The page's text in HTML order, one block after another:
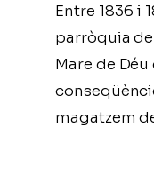
Entre 1836 i
parròquia
Mare de
magatzem